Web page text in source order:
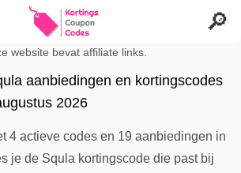
website bevat affiliate links.
aanbiedingen en kortingscodes
2026
4 actieve codes en 19 aanbiedingen in
je de Squla kortingscode die past bij